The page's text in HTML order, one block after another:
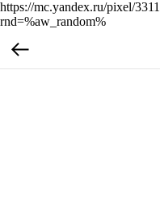
https://mc.yandex.ru/pixel/
rnd=%aw_random%